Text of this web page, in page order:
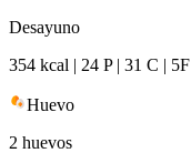
Desayuno
354 kcal | 24 P | 31 C | 5F
Huevo
2 huevos